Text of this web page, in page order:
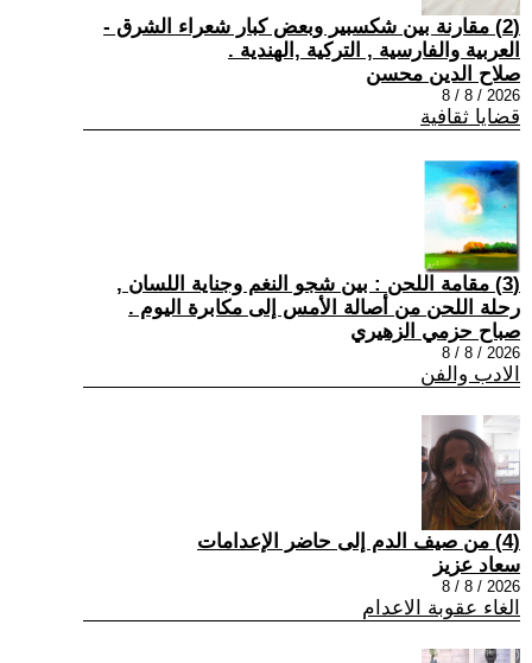
(2) مقارنة بين شكسبير وبعض كبار شعراء الشرق -
العربية والفارسية , التركية ,الهندية .
صلاح الدين محسن
2026 / 8 / 8
قضايا ثقافية
(3) مقامة اللحن : بين شجو النغم وجناية اللسان ,
رحلة اللحن من أصالة الأمس إلى مكابرة اليوم .
صباح حزمي الزهيري
2026 / 8 / 8
الادب والفن
(4) من صيف الدم إلى حاضر الإعدامات
سعاد عزيز
2026 / 8 / 8
الغاء عقوبة الاعدام